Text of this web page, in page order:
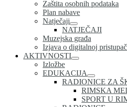
Zaštita osobnih podataka
Plan nabave
Natječaji
NATJEČAJI
Muzejska građa
Izjava o digitalnoj
AKTIVNOSTI
Izložbe
EDUKACIJA
RADIONICE ZA
RIMSKA
SPORT U